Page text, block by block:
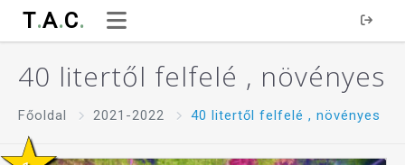
T.A.C.
40 litertől felfelé , növényes
Főoldal 2021-2022 40 litertől felfelé , növényes